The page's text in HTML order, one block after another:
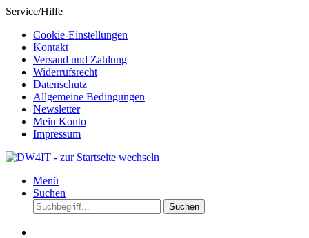
Service/Hilfe
Cookie-Einstellungen
Kontakt
Versand und Zahlung
Widerrufsrecht
Datenschutz
Allgemeine Bedingungen
Newsletter
Mein Konto
Impressum
Menü
Suchen
Suchen